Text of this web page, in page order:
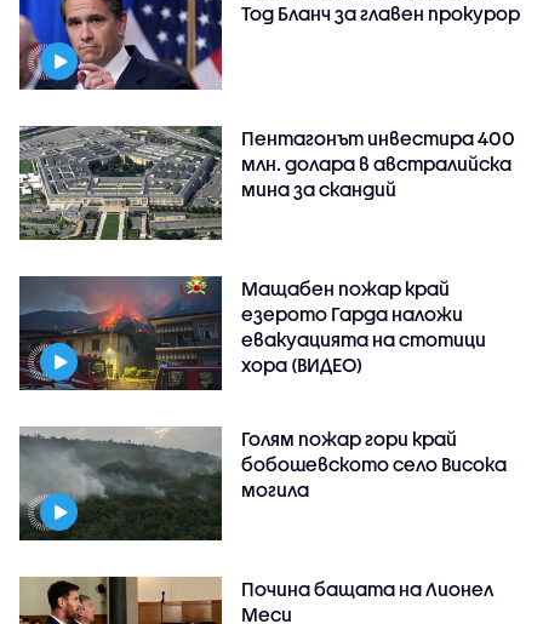
Тод Бланч за главен прокурор
Пентагонът инвестира 400
млн. долара в австралийска
мина за скандий
Мащабен пожар край
езерото Гарда наложи
евакуацията на стотици
хора (ВИДЕО)
Голям пожар гори край
бобошевското село Висока
могила
Почина бащата на Лионел
Меси